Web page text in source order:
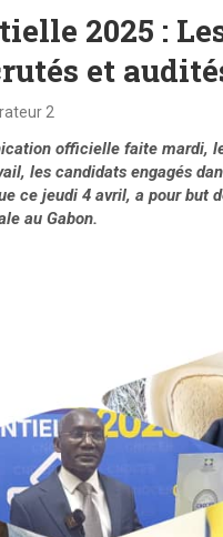
2025 :
et
2
officielle faite mardi,
les candidats engagés
ce jeudi 4 avril, a pour but
au Gabon.